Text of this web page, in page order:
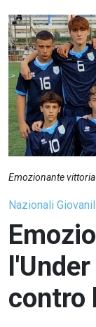
Emozionante
Nazionali
contro